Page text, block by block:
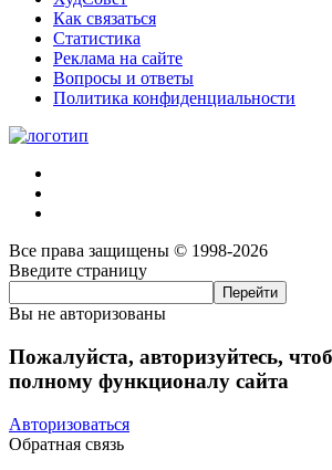
Как связаться
Статистика
Реклама на сайте
Вопросы и ответы
Политика конфиденциальности
Все права защищены © 1998-2026
Введите страницу
Вы не авторизованы
Пожалуйста, авторизуйтесь,
полному функционалу сайта
Авторизоваться
Обратная связь